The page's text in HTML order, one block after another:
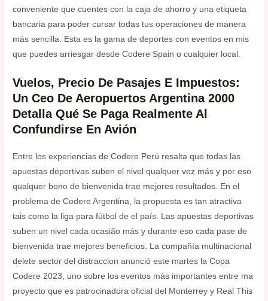
conveniente que cuentes con la caja de ahorro y una etiqueta
bancaria para poder cursar todas tus operaciones de manera
más sencilla. Esta es la gama de deportes con eventos en mis
que puedes arriesgar desde Codere Spain o cualquier local.
Vuelos, Precio De Pasajes E Impuestos:
Un Ceo De Aeropuertos Argentina 2000
Detalla Qué Se Paga Realmente Al
Confundirse En Avión
Entre los experiencias de Codere Perú resalta que todas las
apuestas deportivas suben el nivel qualquer vez más y por eso
qualquer bono de bienvenida trae mejores resultados. En el
problema de Codere Argentina, la propuesta es tan atractiva
tais como la liga para fútbol de el país. Las apuestas deportivas
suben un nivel cada ocasião más y durante eso cada pase de
bienvenida trae mejores beneficios. La compañía multinacional
delete sector del distraccion anunció este martes la Copa
Codere 2023, uno sobre los eventos más importantes entre ma
proyecto que es patrocinadora oficial del Monterrey y Real This